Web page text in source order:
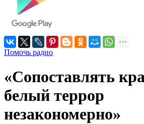
Помочь радио
«Сопоставлять
белый террор
незакономерно»